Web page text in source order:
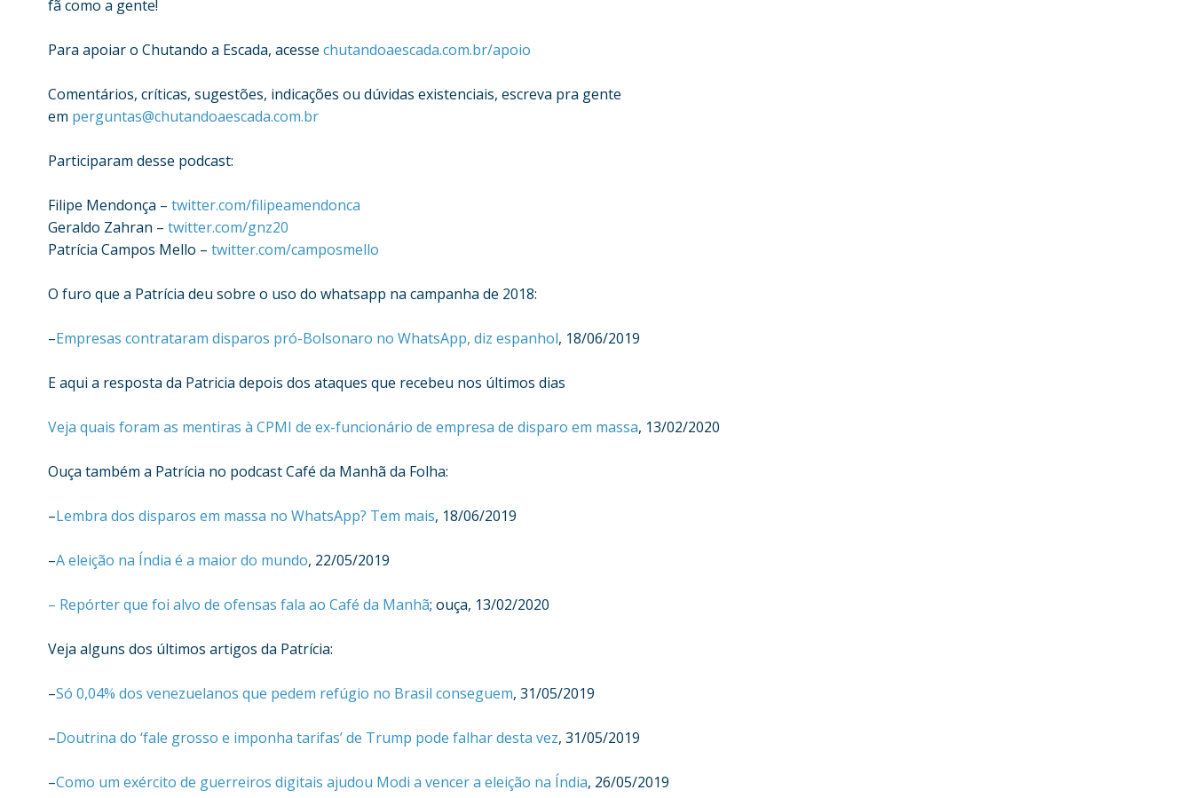
fã como a gente!
Para apoiar o Chutando a Escada, acesse chutandoaescada.com.br/apoio
Comentários, críticas, sugestões, indicações ou dúvidas existenciais, escreva pra gente
em perguntas@chutandoaescada.com.br
Participaram desse podcast:
Filipe Mendonça – twitter.com/filipeamendonca
Geraldo Zahran – twitter.com/gnz20
Patrícia Campos Mello – twitter.com/camposmello
O furo que a Patrícia deu sobre o uso do whatsapp na campanha de 2018:
–Empresas contrataram disparos pró-Bolsonaro no WhatsApp, diz espanhol, 18/06/2019
E aqui a resposta da Patricia depois dos ataques que recebeu nos últimos dias
Veja quais foram as mentiras à CPMI de ex-funcionário de empresa de disparo em massa, 13/02/2020
Ouça também a Patrícia no podcast Café da Manhã da Folha:
–Lembra dos disparos em massa no WhatsApp? Tem mais, 18/06/2019
–A eleição na Índia é a maior do mundo, 22/05/2019
– Repórter que foi alvo de ofensas fala ao Café da Manhã; ouça, 13/02/2020
Veja alguns dos últimos artigos da Patrícia:
–Só 0,04% dos venezuelanos que pedem refúgio no Brasil conseguem, 31/05/2019
–Doutrina do ‘fale grosso e imponha tarifas’ de Trump pode falhar desta vez, 31/05/2019
–Como um exército de guerreiros digitais ajudou Modi a vencer a eleição na Índia, 26/05/2019